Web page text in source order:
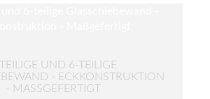
UND 6-TEILIGE
- ECKKONSTRUKTION
- MASSGEFERTIGT